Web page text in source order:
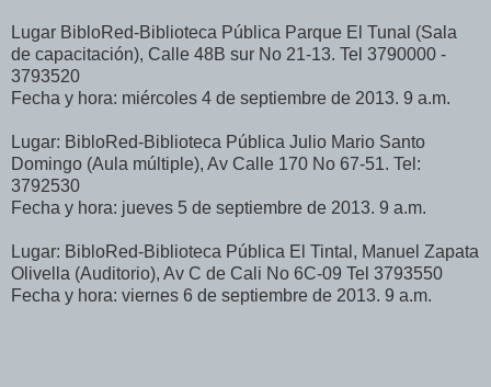
Lugar BibloRed-Biblioteca Pública Parque El Tunal (Sala
de capacitación), Calle 48B sur No 21-13. Tel 3790000 -
3793520
Fecha y hora: miércoles 4 de septiembre de 2013. 9 a.m.
Lugar: BibloRed-Biblioteca Pública Julio Mario Santo
Domingo (Aula múltiple), Av Calle 170 No 67-51. Tel:
3792530
Fecha y hora: jueves 5 de septiembre de 2013. 9 a.m.
Lugar: BibloRed-Biblioteca Pública El Tintal, Manuel Zapata
Olivella (Auditorio), Av C de Cali No 6C-09 Tel 3793550
Fecha y hora: viernes 6 de septiembre de 2013. 9 a.m.